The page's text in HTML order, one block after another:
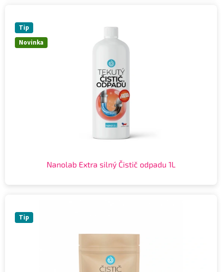
Novinka
Tip
Nanolab Extra silný Čistič odpadu 1L
Tip